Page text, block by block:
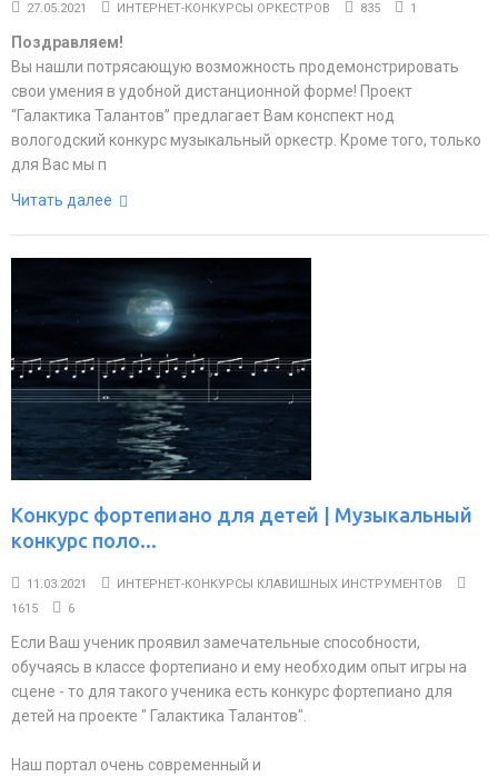
27.05.2021 ИНТЕРНЕТ-КОНКУРСЫ ОРКЕСТРОВ 835 1
Поздравляем!
Вы нашли потрясающую возможность продемонстрировать
свои умения в удобной дистанционной форме! Проект
“Галактика Талантов” предлагает Вам конспект нод
вологодский конкурс музыкальный оркестр. Кроме того, только
для Вас мы п
Читать далее
Конкурс фортепиано для детей | Музыкальный
конкурс поло...
11.03.2021
ИНТЕРНЕТ-КОНКУРСЫ КЛАВИШНЫХ ИНСТРУМЕНТОВ
1615
6
Если Ваш ученик проявил замечательные способности,
обучаясь в классе фортепиано и ему необходим опыт игры на
сцене - то для такого ученика есть конкурс фортепиано для
детей на проекте " Галактика Талантов".
Наш портал очень современный и